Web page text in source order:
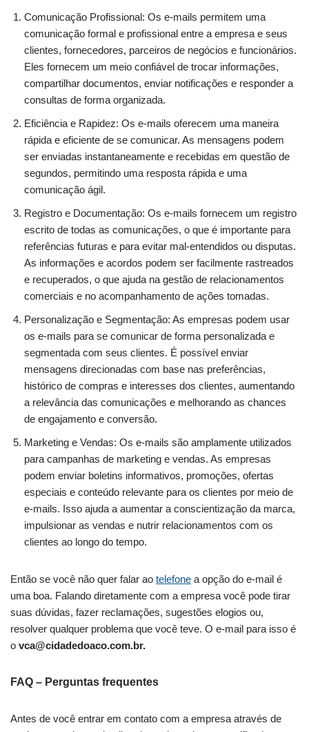
Comunicação Profissional: Os e-mails permitem uma
comunicação formal e profissional entre a empresa e seus
clientes, fornecedores, parceiros de negócios e funcionários.
Eles fornecem um meio confiável de trocar informações,
compartilhar documentos, enviar notificações e responder a
consultas de forma organizada.
Eficiência e Rapidez: Os e-mails oferecem uma maneira
rápida e eficiente de se comunicar. As mensagens podem
ser enviadas instantaneamente e recebidas em questão de
segundos, permitindo uma resposta rápida e uma
comunicação ágil.
Registro e Documentação: Os e-mails fornecem um registro
escrito de todas as comunicações, o que é importante para
referências futuras e para evitar mal-entendidos ou disputas.
As informações e acordos podem ser facilmente rastreados
e recuperados, o que ajuda na gestão de relacionamentos
comerciais e no acompanhamento de ações tomadas.
Personalização e Segmentação: As empresas podem usar
os e-mails para se comunicar de forma personalizada e
segmentada com seus clientes. É possível enviar
mensagens direcionadas com base nas preferências,
histórico de compras e interesses dos clientes, aumentando
a relevância das comunicações e melhorando as chances
de engajamento e conversão.
Marketing e Vendas: Os e-mails são amplamente utilizados
para campanhas de marketing e vendas. As empresas
podem enviar boletins informativos, promoções, ofertas
especiais e conteúdo relevante para os clientes por meio de
e-mails. Isso ajuda a aumentar a conscientização da marca,
impulsionar as vendas e nutrir relacionamentos com os
clientes ao longo do tempo.
Então se você não quer falar ao telefone a opção do e-mail é
uma boa. Falando diretamente com a empresa você pode tirar
suas dúvidas, fazer reclamações, sugestões elogios ou,
resolver qualquer problema que você teve. O e-mail para isso é
o vca@cidadedoaco.com.br.
FAQ – Perguntas frequentes
Antes de você entrar em contato com a empresa através de